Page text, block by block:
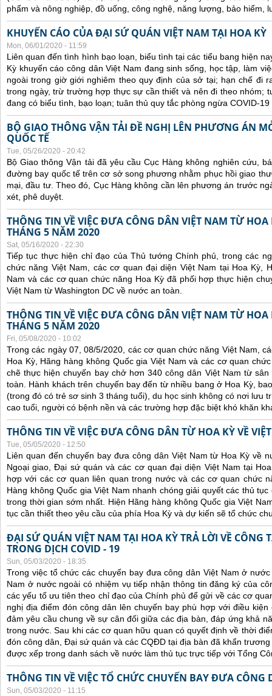
phẩm và nông nghiệp, đồ uống, công nghệ, năng lượng, bảo hiểm,
KHUYẾN CÁO CỦA ĐẠI SỨ QUÁN VIỆT NAM TẠI HOA KỲ
Mon, 06/01/2020 - 11:59
Liên quan đến tình hình bạo loạn, biểu tình tại các tiểu bang hiện
Kỳ khuyến cáo công dân Việt Nam đang sinh sống, học tập, làm
ngoài trong giờ giới nghiêm theo quy định của sở tại; hạn chế đi
trong ngày, trừ trường hợp thực sự cần thiết và nên đi theo nhóm; t
đang có biểu tình, bạo loạn; tuân thủ quy tắc phòng ngừa COVID-
BỘ GIAO THÔNG VẬN TẢI ĐỀ NGHỊ LÊN PHƯƠNG ÁN
QUỐC TẾ
Tue, 05/26/2020 - 20:42
Bộ Giao thông Vận tải đã yêu cầu Cục Hàng không nghiên cứu,
đường bay quốc tế trên cơ sở song phương nhằm phục hồi giao
mại, đầu tư. Theo đó, Cục Hàng không cần lên phương án trước
xét, phê duyệt.
THÔNG TIN VỀ VIỆC ĐƯA CÔNG DÂN VIỆT NAM TỪ HOA
THÁNG 5 NĂM 2020
Sat, 05/16/2020 - 22:30
Tiếp tục thực hiện chỉ đạo của Thủ tướng Chính phủ, trong các
chức năng Việt Nam, các cơ quan đại diện Việt Nam tại Hoa Kỳ,
Nam và các cơ quan chức năng Hoa Kỳ đã phối hợp thực hiện
Việt Nam từ Washington DC về nước an toàn.
THÔNG TIN VỀ VIỆC ĐƯA CÔNG DÂN VIỆT NAM TỪ HOA
THÁNG 5 NĂM 2020
Fri, 05/08/2020 - 10:02
Trong các ngày 07, 08/5/2020, các cơ quan chức năng Việt Nam,
Hoa Kỳ, Hãng hàng không Quốc gia Việt Nam và các cơ quan
chẽ thực hiện chuyến bay chở hơn 340 công dân Việt Nam từ
toàn. Hành khách trên chuyến bay đến từ nhiều bang ở Hoa Kỳ,
(trong đó có trẻ sơ sinh 3 tháng tuổi), du học sinh không có nơi lưu
cao tuổi, người có bệnh nền và các trường hợp đặc biệt khó khăn
THÔNG TIN VỀ VIỆC ĐƯA CÔNG DÂN TỪ HOA KỲ VỀ
Tue, 05/05/2020 - 12:50
Liên quan đến chuyến bay đưa công dân Việt Nam từ Hoa Kỳ về
Ngoại giao, Đại sứ quán và các cơ quan đại diện Việt Nam tại
hợp với các cơ quan liên quan trong nước và các cơ quan chức
Hàng không Quốc gia Việt Nam nhanh chóng giải quyết các thủ
trong thời gian sớm nhất. Hiện Hãng hàng không Quốc gia Việt
tục cần thiết theo yêu cầu của phía Hoa Kỳ và dự kiến sẽ tổ chức
ĐẠI SỨ QUÁN VIỆT NAM TẠI HOA KỲ TRẢ LỜI VỀ CÔNG
TRONG DỊCH COVID - 19
Sun, 05/03/2020 - 18:35
Trong việc tổ chức các chuyến bay đưa công dân Việt Nam ở
Nam ở nước ngoài có nhiệm vụ tiếp nhận thông tin đăng ký của
các yếu tố ưu tiên theo chỉ đạo của Chính phủ để gửi về các cơ
nghị địa điểm đón công dân lên chuyến bay phù hợp với điều
đảm yêu cầu chung về sự cân đối giữa các địa bàn, đáp ứng khả
trong nước. Sau khi các cơ quan hữu quan có quyết định về thời
đón công dân, Đại sứ quán và các CQĐD tại địa bàn đã khẩn
được xếp trong danh sách về nước làm thủ tục trực tiếp với Tổng
THÔNG TIN VỀ VIỆC TỔ CHỨC CHUYẾN BAY ĐƯA
Sun, 05/03/2020 - 11:15